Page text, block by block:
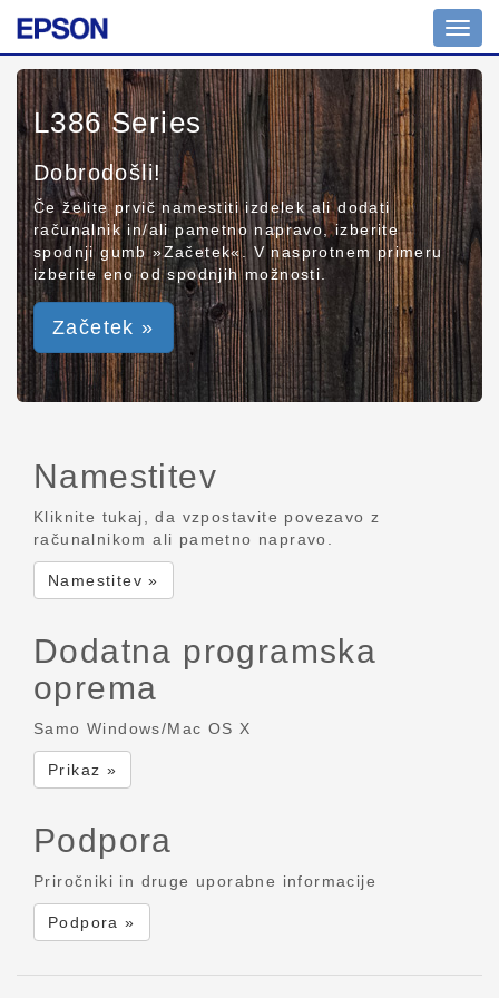
L386 Series
Dobrodošli!
Če želite prvič namestiti izdelek ali dodati
računalnik in/ali pametno napravo, izberite
spodnji gumb »Začetek«. V nasprotnem primeru
izberite eno od spodnjih možnosti.
Začetek »
Namestitev
Kliknite tukaj, da vzpostavite povezavo z
računalnikom ali pametno napravo.
Namestitev »
Dodatna programska
oprema
Samo Windows/Mac OS X
Prikaz »
Podpora
Priročniki in druge uporabne informacije
Podpora »